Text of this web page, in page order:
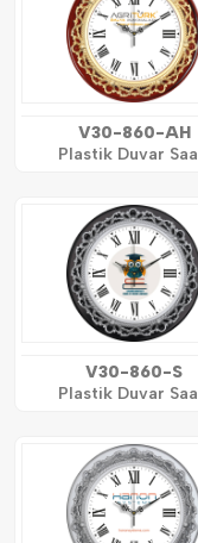
V30-860-AH
Plastik Duvar
V30-860-S
Plastik Duvar